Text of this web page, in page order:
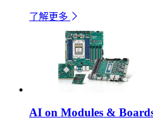
了解更多
AI on Modules &